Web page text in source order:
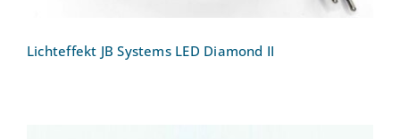
Lichteffekt JB Systems LED Diamond II